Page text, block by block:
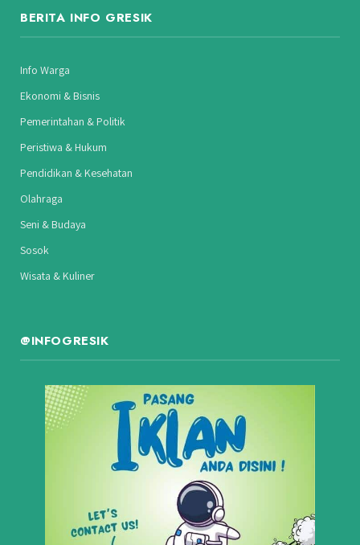
BERITA INFO GRESIK
Info Warga
Ekonomi & Bisnis
Pemerintahan & Politik
Peristiwa & Hukum
Pendidikan & Kesehatan
Olahraga
Seni & Budaya
Sosok
Wisata & Kuliner
@INFOGRESIK